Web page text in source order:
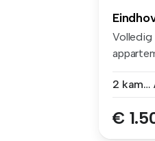
Volledig
2 kamers
€